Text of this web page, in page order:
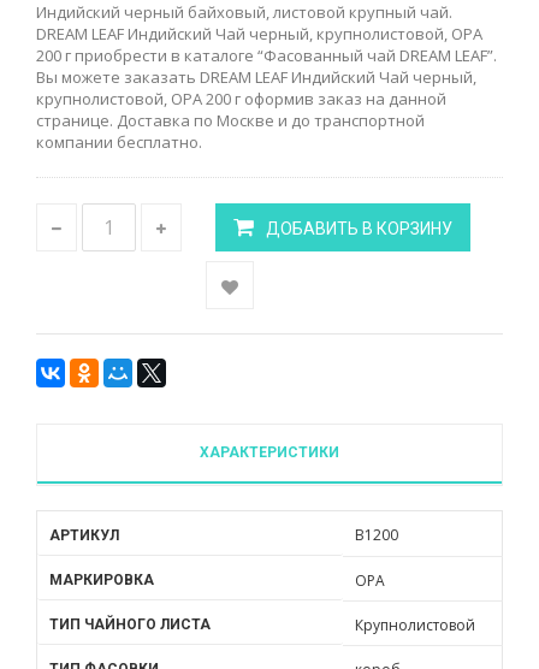
Индийский черный байховый, листовой крупный чай.
DREAM LEAF Индийский Чай черный, крупнолистовой, OPA
200 г приобрести в каталоге “Фасованный чай DREAM LEAF”.
Вы можете заказать DREAM LEAF Индийский Чай черный,
крупнолистовой, OPA 200 г оформив заказ на данной
странице. Доставка по Москве и до транспортной
компании бесплатно.
ДОБАВИТЬ В КОРЗИНУ
ХАРАКТЕРИСТИКИ
АРТИКУЛ B1200
МАРКИРОВКА OPA
ТИП ЧАЙНОГО ЛИСТА Крупнолистовой